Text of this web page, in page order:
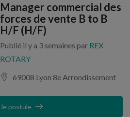
Manager commercial des
forces de vente B to B
H/F (H/F)
Publié il y a 3 semaines par REX
ROTARY
69008 Lyon 8e Arrondissement
Je postule